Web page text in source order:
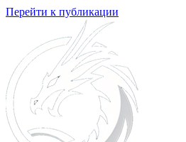
Перейти к публикации